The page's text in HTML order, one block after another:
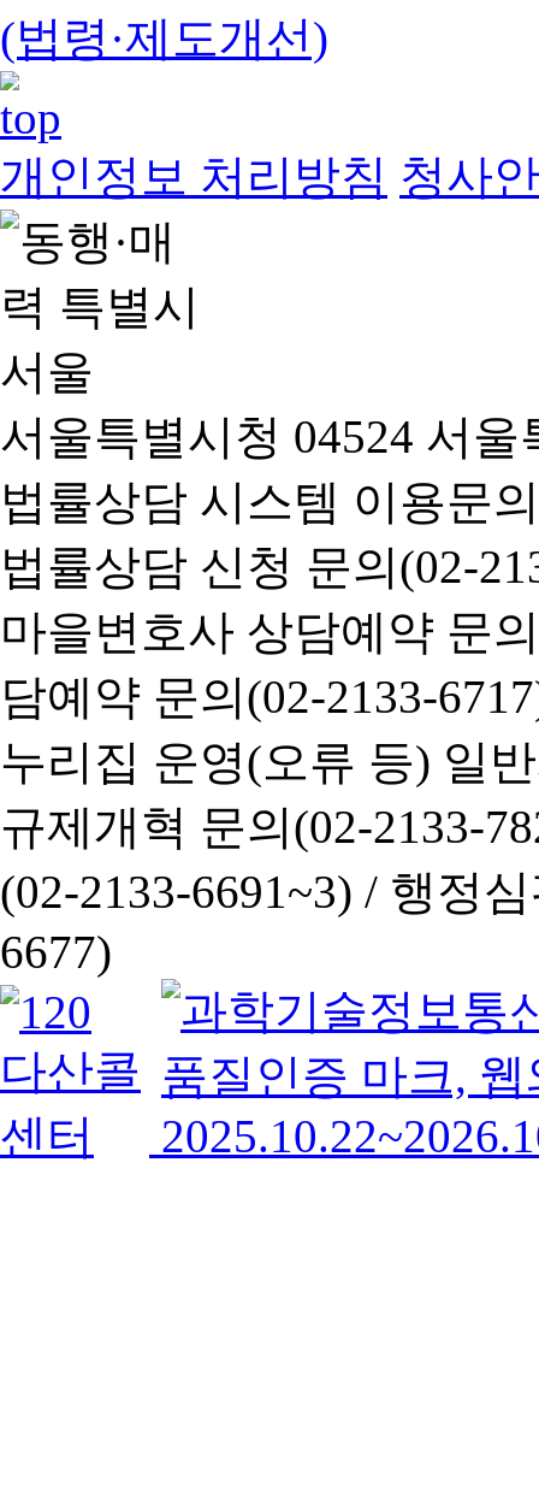
(법령·제도개선)
개인정보 처리방침 청사
서울특별시청 04524 서
법률상담 시스템 이용문
법률상담 신청 문의(02-
마을변호사 상담예약 문
담예약 문의(02-2133-
누리집 운영(오류 등) 일
규제개혁 문의(02-2133-
(02-2133-6691~3) / 행정심
6677)